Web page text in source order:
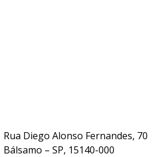
Rua Diego Alonso Fernandes, 70
Bálsamo – SP, 15140-000